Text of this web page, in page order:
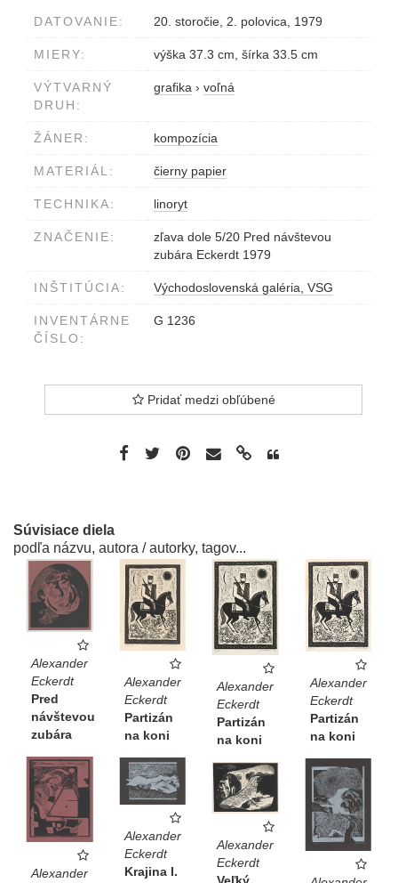
DATOVANIE: 20. storočie, 2. polovica, 1979
MIERY: výška 37.3 cm, šírka 33.5 cm
VÝTVARNÝ
DRUH:
grafika › voľná
ŽÁNER: kompozícia
MATERIÁL: čierny papier
TECHNIKA: linoryt
ZNAČENIE:
zľava dole 5/20 Pred návštevou
zubára Eckerdt 1979
INŠTITÚCIA: Východoslovenská galéria, VSG
INVENTÁRNE
ČÍSLO:
G 1236
Pridať medzi obľúbené
Súvisiace diela
podľa názvu, autora / autorky, tagov...
Alexander
Eckerdt
Pred
návštevou
zubára
Alexander
Eckerdt
Partizán
na koni
Alexander
Eckerdt
Partizán
na koni
Alexander
Eckerdt
Partizán
na koni
Alexander
Alexander
Eckerdt
Krajina I.
Alexander
Eckerdt